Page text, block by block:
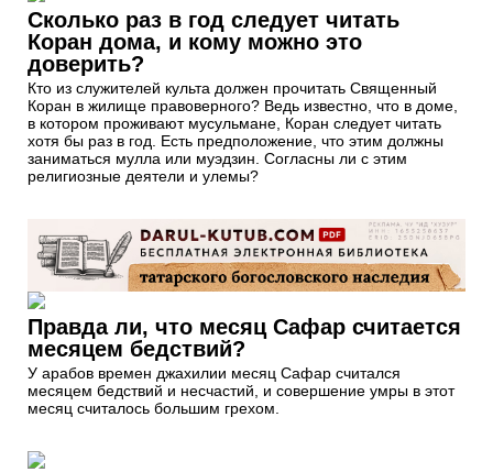
Сколько раз в год следует читать
Коран дома, и кому можно это
доверить?
Кто из служителей культа должен прочитать Священный
Коран в жилище правоверного? Ведь известно, что в доме,
в котором проживают мусульмане, Коран следует читать
хотя бы раз в год. Есть предположение, что этим должны
заниматься мулла или муэдзин. Согласны ли с этим
религиозные деятели и улемы?
Правда ли, что месяц Сафар считается
месяцем бедствий?
У арабов времен джахилии месяц Сафар считался
месяцем бедствий и несчастий, и совершение умры в этот
месяц считалось большим грехом.